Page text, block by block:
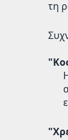
τη